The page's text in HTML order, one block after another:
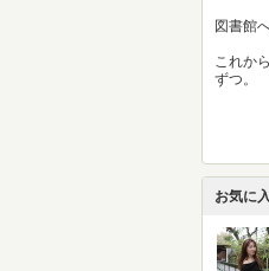
図書館
これか
ずつ。
お気に